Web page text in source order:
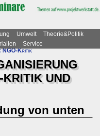
Umwelt
Theorie&Politik
Service
NGO-Kritik
UND
von unten